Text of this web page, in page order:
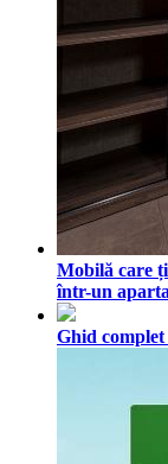
Mobilă care
într-un
Ghid